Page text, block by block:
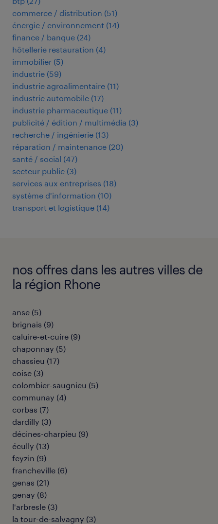
commerce / distribution (51)
énergie / environnement (14)
finance / banque (24)
hôtellerie restauration (4)
immobilier (5)
industrie (59)
industrie agroalimentaire (11)
industrie automobile (17)
industrie pharmaceutique (11)
publicité / édition / multimédia (3)
recherche / ingénierie (13)
réparation / maintenance (20)
santé / social (47)
secteur public (3)
services aux entreprises (18)
système d'information (10)
transport et logistique (14)
nos offres dans les autres villes de
la région Rhone
anse (5)
brignais (9)
caluire-et-cuire (9)
chaponnay (5)
chassieu (17)
coise (3)
colombier-saugnieu (5)
communay (4)
corbas (7)
dardilly (3)
décines-charpieu (9)
écully (13)
feyzin (9)
francheville (6)
genas (21)
genay (8)
l'arbresle (3)
la tour-de-salvagny (3)